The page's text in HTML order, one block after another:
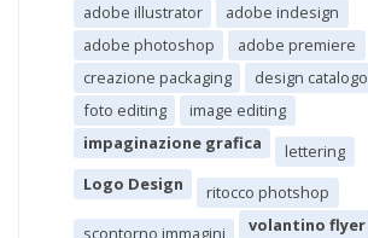
adobe illustrator
adobe indesign
adobe photoshop
adobe premiere
creazione packaging
design catalogo
foto editing
image editing
impaginazione grafica
lettering
Logo Design
ritocco photshop
scontorno immagini
volantino flyer